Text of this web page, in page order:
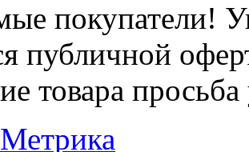
покупатели!
публичной
товара